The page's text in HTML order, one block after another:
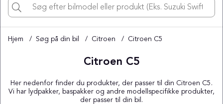
Hjem Søg på din bil Citroen Citroen C5
Citroen C5
Her nedenfor finder du produkter, der passer til din Citroen C5.
Vi har lydpakker, baspakker og andre modellspecifikke produkter,
der passer til din bil.